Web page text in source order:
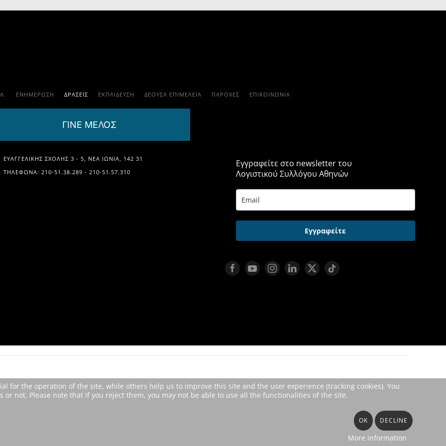
ΕΝΗΜΕΡΩΣΗ ΔΡΑΣΕΙΣ ΕΚΠΑΊΔΕΥΣΗ ΔΕΟΥΣΑ ΕΠΙΜΕΛΕΙΑ ΠΑΡΟΧΈΣ ΕΠΙΚΟΙΝΩΝΊΑ
ΓΙΝΕ ΜΕΛΟΣ
ΕΥΑΓΓΕΛΙΚΉΣ ΣΧΟΛΉΣ 3 - 5, ΝΈΑ ΙΩΝΊΑ, 142 31
ΤΗΛΈΦΩΝΑ: 210-51.38.289 - 210-51.57.310
Εγγραφείτε στο newsletter του
Λογιστικού Συλλόγου Αθηνών
Εγγραφείτε
for the operation of the site, while others help us to improve this site and the user experience (tracking cookies). You
not. Please note that if you reject them, you may not be able to use all the functionalities of the site.
OK DECLINE
More information